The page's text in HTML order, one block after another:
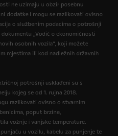
ne uzimaju u obzir posebnu
dodatke i mogu se razlikovati ovisno
o službenim podacima o potrošnji
„Vodič o ekonomičnosti
osobnih vozila”, koji možete
mjestima ili kod nadležnih državnih
potrošnji usklađeni su s
kojeg se od 1. rujna 2018.
razlikovati ovisno o stvarnim
poput brzine,
vožnje i vanjske temperature.
u vozilu, kabelu za punjenje te